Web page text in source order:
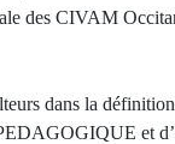
des CIVAM
dans la
et